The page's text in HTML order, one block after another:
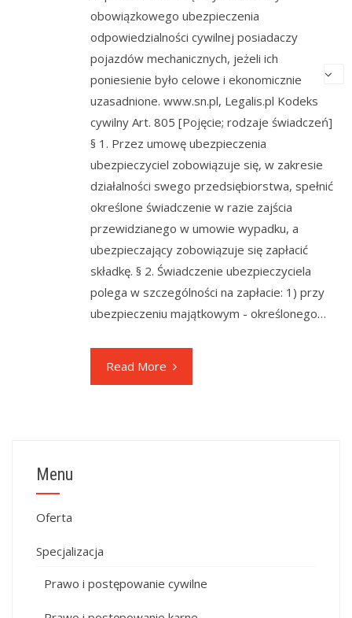
obowiązkowego ubezpieczenia
odpowiedzialności cywilnej posiadaczy
pojazdów mechanicznych, jeżeli ich
poniesienie było celowe i ekonomicznie
uzasadnione. www.sn.pl, Legalis.pl Kodeks
cywilny Art. 805 [Pojęcie; rodzaje świadczeń]
§ 1. Przez umowę ubezpieczenia
ubezpieczyciel zobowiązuje się, w zakresie
działalności swego przedsiębiorstwa, spełnić
określone świadczenie w razie zajścia
przewidzianego w umowie wypadku, a
ubezpieczający zobowiązuje się zapłacić
składkę. § 2. Świadczenie ubezpieczyciela
polega w szczególności na zapłacie: 1) przy
ubezpieczeniu majątkowym - określonego…
Read More
Menu
Oferta
Specjalizacja
Prawo i postępowanie cywilne